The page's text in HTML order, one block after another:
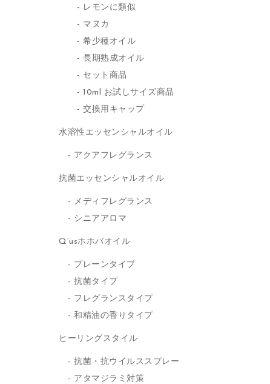
レモンに類似
マヌカ
希少種オイル
長期熟成オイル
セット商品
10ml お試しサイズ商品
交換用キャップ
水溶性エッセンシャルオイル
アクアフレグランス
抗菌エッセンシャルオイル
メディフレグランス
シニアアロマ
Q’usホホバオイル
プレーンタイプ
抗菌タイプ
フレグランスタイプ
和精油の香りタイプ
ヒーリングスタイル
抗菌・抗ウイルススプレー
アタマジラミ対策